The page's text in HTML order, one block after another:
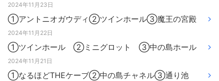
2024年11月23日
①アントニオガウディ②ツインホール③魔王の宮殿
2024年11月22日
①ツインホール ②ミニグロット ③中の島ホール
2024年11月21日
①なるほどTHEケーブ②中の島チャネル③通り池